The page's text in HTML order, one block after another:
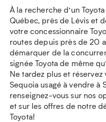
À la recherche d’un
Québec, près de Lévis et
votre concessionnaire
routes depuis près de 20
démarquer de la
signée Toyota de même
Ne tardez plus et
Sequoia usagé à vendre à
renseignez-vous sur nos
et sur les offres de notre
Toyota!